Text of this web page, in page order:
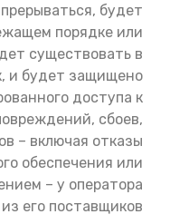
будет
порядке или
существовать в
и будет защищено
доступа к
сбоев,
– включая отказы
обеспечения или
– у оператора
его поставщиков.